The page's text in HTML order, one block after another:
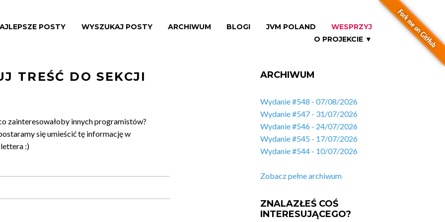
POSTY WYSZUKAJ POSTY ARCHIWUM BLOGI JVM POLAND
WESPRZYJ
O PROJEKCIE ▼
TREŚĆ DO SEKCJI
zainteresowałoby innych programistów?
się umieścić tę informację w
:)
ARCHIWUM
Wydanie #548 - 07/08/2026
Wydanie #547 - 31/07/2026
Wydanie #546 - 24/07/2026
Wydanie #545 - 17/07/2026
Wydanie #544 - 10/07/2026
Zobacz pełne archiwum
ZNALAZŁEŚ COŚ
INTERESUJĄCEGO?